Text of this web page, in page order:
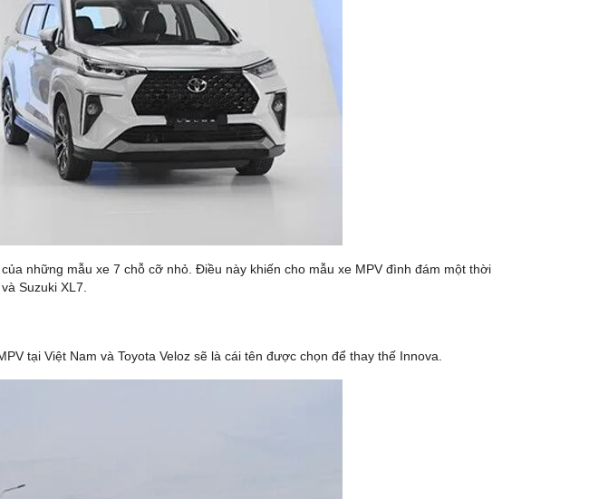
những mẫu xe 7 chỗ cỡ nhỏ. Điều này khiến cho mẫu xe MPV đình đám một thời
Suzuki XL7.
tại Việt Nam và Toyota Veloz sẽ là cái tên được chọn để thay thế Innova.